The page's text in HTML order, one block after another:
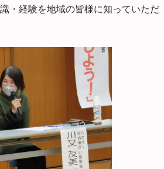
・経験を地域の皆様に知っていただ